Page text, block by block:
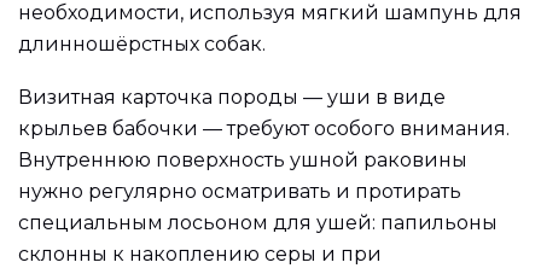
необходимости, используя мягкий шампунь для
длинношёрстных собак.
Визитная карточка породы — уши в виде
крыльев бабочки — требуют особого внимания.
Внутреннюю поверхность ушной раковины
нужно регулярно осматривать и протирать
специальным лосьоном для ушей: папильоны
склонны к накоплению серы и при